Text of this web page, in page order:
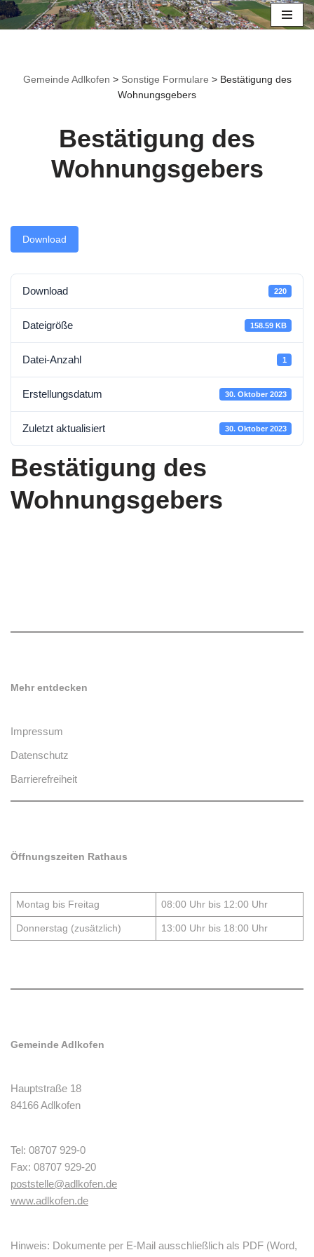
Gemeinde Adlkofen > Sonstige Formulare > Bestätigung des
Wohnungsgebers
Bestätigung des
Wohnungsgebers
Download
Download 220
Dateigröße 158.59 KB
Datei-Anzahl 1
Erstellungsdatum 30. Oktober 2023
Zuletzt aktualisiert 30. Oktober 2023
Bestätigung des
Wohnungsgebers
Mehr entdecken
Impressum
Datenschutz
Barrierefreiheit
Öffnungszeiten Rathaus
Montag bis Freitag 08:00 Uhr bis 12:00 Uhr
Donnerstag (zusätzlich) 13:00 Uhr bis 18:00 Uhr
Gemeinde Adlkofen
Hauptstraße 18
84166 Adlkofen
Tel: 08707 929-0
Fax: 08707 929-20
poststelle@adlkofen.de
www.adlkofen.de
Hinweis: Dokumente per E-Mail ausschließlich als PDF (Word,